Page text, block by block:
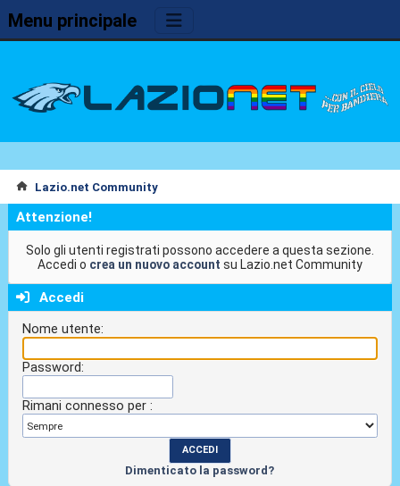
Menu principale
Lazio.net Community
Attenzione!
Solo gli utenti registrati possono accedere a questa sezione.
Accedi o crea un nuovo account su Lazio.net Community
Accedi
Nome utente:
Password:
Rimani connesso per :
Dimenticato la password?